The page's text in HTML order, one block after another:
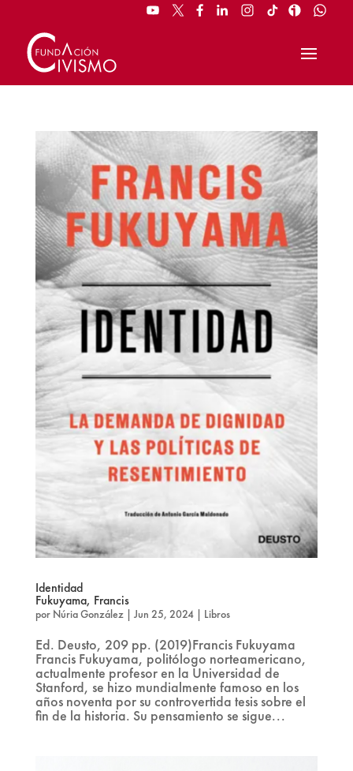
Identidad
Fukuyama, Francis
por Núria González| Jun 25, 2024| Libros
Ed. Deusto, 209 pp. (2019)Francis Fukuyama
Francis Fukuyama, politólogo norteamericano,
actualmente profesor en la Universidad de
Stanford, se hizo mundialmente famoso en los
años noventa por su controvertida tesis sobre el
fin de la historia. Su pensamiento se sigue...